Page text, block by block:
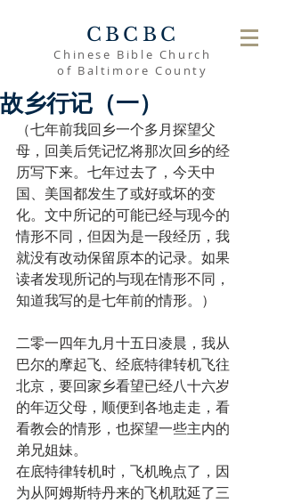
CBCBC
Chinese Bible Church
of Baltimore County
故乡行记（一）
（七年前我回乡一个多月探望父
母，回美后凭记忆将那次回乡的经
历写下来。七年过去了，今天中
国、美国都发生了或好或坏的变
化。文中所记的可能已经与现今的
情形不同，但因为是一段经历，我
就没有改动保留原本的记录。如果
读者发现所记的与现在情形不同，
知道我写的是七年前的情形。）
二零一四年九月十五日凌晨，我从
巴尔的摩起飞、经底特律转机飞往
北京，要回家乡看望已经八十六岁
的年迈父母，顺便到各地走走，看
看教会的情形，也探望一些主内的
弟兄姐妹。
在底特律转机时，飞机晚点了，因
为从阿姆斯特丹来的飞机耽延了三